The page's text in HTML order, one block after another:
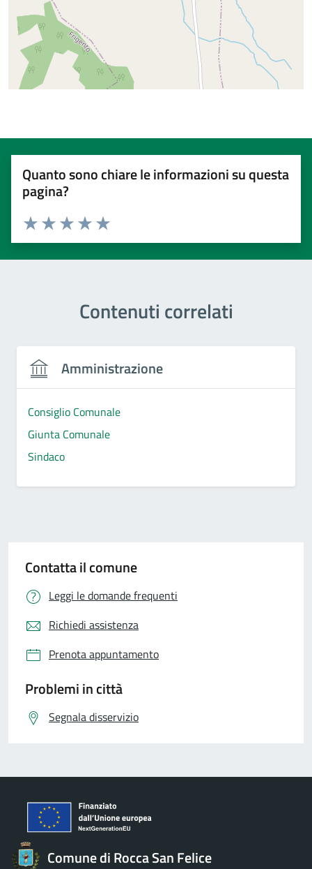
Quanto sono chiare le informazioni su questa
pagina?
Valuta 5 stelle su 5
Valuta 4 stelle su 5
Valuta 3 stelle su 5
Valuta 2 stelle su 5
Valuta 1 stelle su 5
Contenuti correlati
Amministrazione
Consiglio Comunale
Giunta Comunale
Sindaco
Contatta il comune
Leggi le domande frequenti
Richiedi assistenza
Prenota appuntamento
Problemi in città
Segnala disservizio
Comune di Rocca San Felice